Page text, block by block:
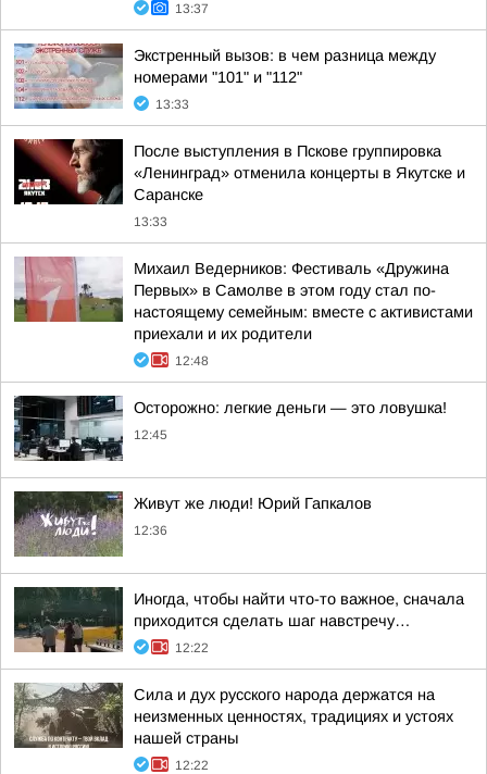
13:37
Экстренный вызов: в чем разница между
номерами "101" и "112"
13:33
После выступления в Пскове группировка
«Ленинград» отменила концерты в Якутске и
Саранске
13:33
Михаил Ведерников: Фестиваль «Дружина
Первых» в Самолве в этом году стал по-
настоящему семейным: вместе с активистами
приехали и их родители
12:48
Осторожно: легкие деньги — это ловушка!
12:45
Живут же люди! Юрий Гапкалов
12:36
Иногда, чтобы найти что-то важное, сначала
приходится сделать шаг навстречу…
12:22
Сила и дух русского народа держатся на
неизменных ценностях, традициях и устоях
нашей страны
12:22